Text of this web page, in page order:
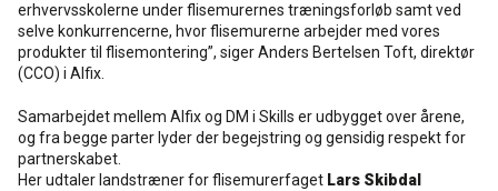
erhvervsskolerne under flisemurernes træningsforløb samt ved
selve konkurrencerne, hvor flisemurerne arbejder med vores
produkter til flisemontering”, siger Anders Bertelsen Toft, direktør
(CCO) i Alfix.
Samarbejdet mellem Alfix og DM i Skills er udbygget over årene,
og fra begge parter lyder der begejstring og gensidig respekt for
partnerskabet.
Her udtaler landstræner for flisemurerfaget Lars Skibdal